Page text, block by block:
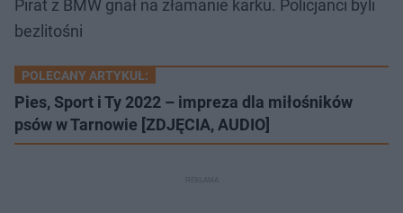
Pirat z BMW gnał na złamanie karku. Policjanci byli
bezlitośni
POLECANY ARTYKUŁ:
Pies, Sport i Ty 2022 – impreza dla miłośników
psów w Tarnowie [ZDJĘCIA, AUDIO]